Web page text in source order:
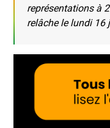
représentations à
relâche le lundi 16